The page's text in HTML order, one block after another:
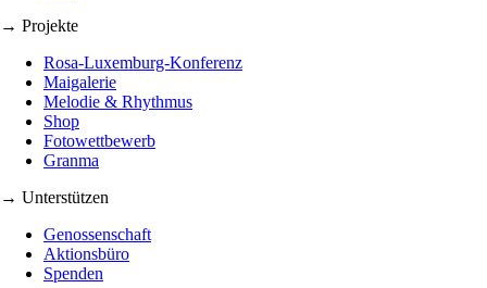
→ Projekte
Rosa-Luxemburg-Konferenz
Maigalerie
Melodie & Rhythmus
Shop
Fotowettbewerb
Granma
→ Unterstützen
Genossenschaft
Aktionsbüro
Spenden